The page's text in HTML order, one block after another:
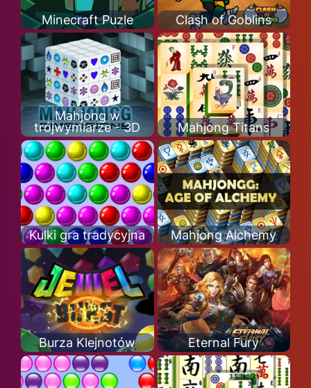
Minecraft Puzle Clash of Goblins
Mahjong w
trójwymiarze - 3D
Mahjong Titans
Kulki gra tradycyjna Mahjong Alchemy
Burza Klejnotów Eternal Fury